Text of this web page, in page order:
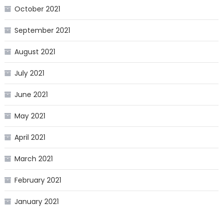
October 2021
September 2021
August 2021
July 2021
June 2021
May 2021
April 2021
March 2021
February 2021
January 2021